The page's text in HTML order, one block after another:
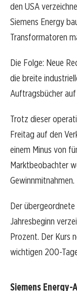
den USA
Siemens Energy
Transformatoren
Die Folge: Neue
die breite
Auftragsbücher auf
Trotz dieser
Freitag auf den
einem Minus von
Marktbeobachter
Gewinnmitnahmen.
Der
Jahresbeginn
Prozent. Der Kurs
wichtigen 200-
Siemens